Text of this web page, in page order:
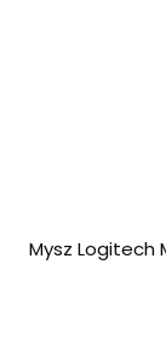
Mysz Logitech